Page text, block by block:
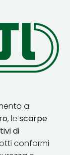
a
, le scarpe
di
conformi